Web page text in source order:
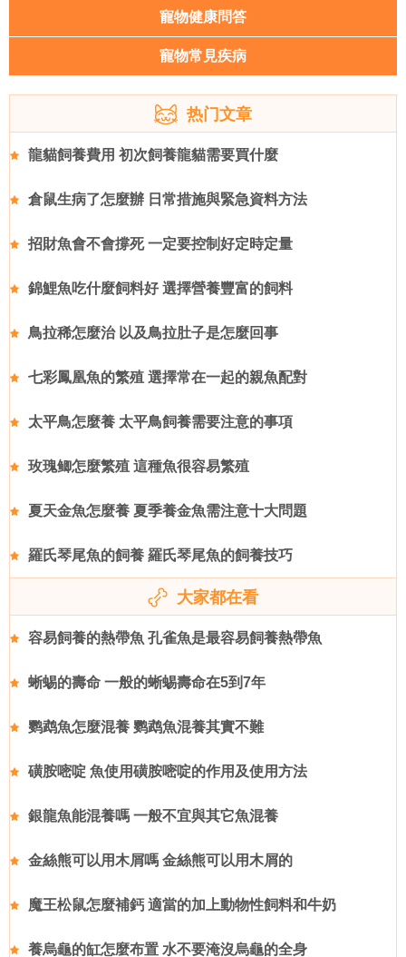
寵物健康問答
寵物常見疾病
热门文章
龍貓飼養費用 初次飼養龍貓需要買什麼
倉鼠生病了怎麼辦 日常措施與緊急資料方法
招財魚會不會撐死 一定要控制好定時定量
錦鯉魚吃什麼飼料好 選擇營養豐富的飼料
鳥拉稀怎麼治 以及鳥拉肚子是怎麼回事
七彩鳳凰魚的繁殖 選擇常在一起的親魚配對
太平鳥怎麼養 太平鳥飼養需要注意的事項
玫瑰鲫怎麼繁殖 這種魚很容易繁殖
夏天金魚怎麼養 夏季養金魚需注意十大問題
羅氏琴尾魚的飼養 羅氏琴尾魚的飼養技巧
大家都在看
容易飼養的熱帶魚 孔雀魚是最容易飼養熱帶魚
蜥蜴的壽命 一般的蜥蜴壽命在5到7年
鹦鹉魚怎麼混養 鹦鹉魚混養其實不難
磺胺嘧啶 魚使用磺胺嘧啶的作用及使用方法
銀龍魚能混養嗎 一般不宜與其它魚混養
金絲熊可以用木屑嗎 金絲熊可以用木屑的
魔王松鼠怎麼補鈣 適當的加上動物性飼料和牛奶
養烏龜的缸怎麼布置 水不要淹沒烏龜的全身